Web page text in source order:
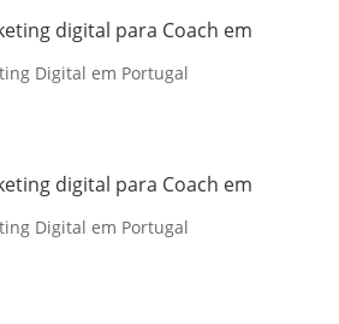
digital para Coach em
Digital em Portugal
digital para Coach em
Digital em Portugal